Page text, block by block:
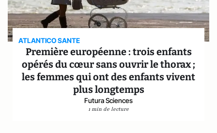
ATLANTICO SANTE
Première européenne : trois enfants
opérés du cœur sans ouvrir le thorax ;
les femmes qui ont des enfants vivent
plus longtemps
Futura Sciences
1 min de lecture